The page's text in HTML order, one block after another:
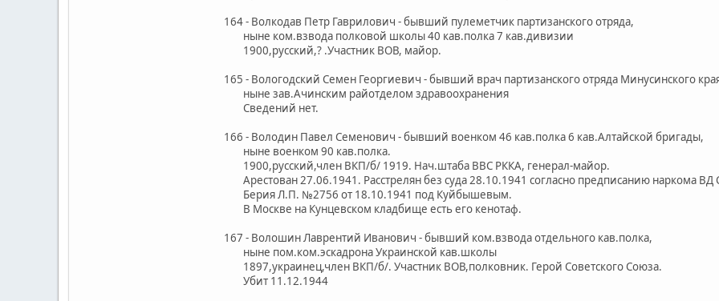
164 - Волкодав Петр Гаврилович - бывший пулеметчик партизанского отряда,
ныне ком.взвода полковой школы 40 кав.полка 7 кав.дивизии
1900,русский,? .Участник ВОВ, майор.
165 - Вологодский Семен Георгиевич - бывший врач партизанского отряда Минусинского
ныне зав.Ачинским райотделом здравоохранения
Сведений нет.
166 - Володин Павел Семенович - бывший военком 46 кав.полка 6 кав.Алтайской бригады,
ныне военком 90 кав.полка.
1900,русский,член ВКП/б/ 1919. Нач.штаба ВВС РККА, генерал-майор.
Арестован 27.06.1941. Расстрелян без суда 28.10.1941 согласно предписанию наркома ВД
Берия Л.П. №2756 от 18.10.1941 под Куйбышевым.
В Москве на Кунцевском кладбище есть его кенотаф.
167 - Волошин Лаврентий Иванович - бывший ком.взвода отдельного кав.полка,
ныне пом.ком.эскадрона Украинской кав.школы
1897,украинец,член ВКП/б/. Участник ВОВ,полковник. Герой Советского Союза.
Убит 11.12.1944